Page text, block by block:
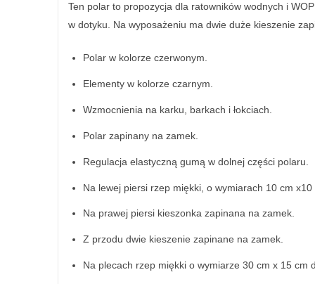
Ten polar to propozycja dla ratowników wodnych i
w dotyku. Na wyposażeniu ma dwie duże kieszenie
Polar w kolorze czerwonym.
Elementy w kolorze czarnym.
Wzmocnienia na karku, barkach i łokciach.
Polar zapinany na zamek.
Regulacja elastyczną gumą w dolnej części polaru.
Na lewej piersi rzep miękki, o wymiarach 10 cm
Na prawej piersi kieszonka zapinana na zamek.
Z przodu dwie kieszenie zapinane na zamek.
Na plecach rzep miękki o wymiarze 30 cm x 15 cm